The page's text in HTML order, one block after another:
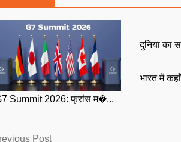
Summit 2026: फ्रांस म�...
दुनिया का
भारत में
PostPrevious